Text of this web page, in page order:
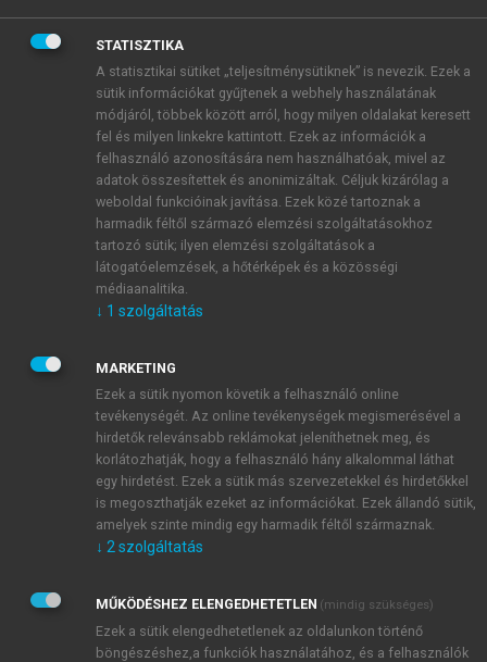
BELÉPÉS SAJÁT FIÓKKAL
ÚJ FIÓK LÉTREHOZÁSA
1 óra díjmentes hozzáférés
E-MAIL-CÍM
JELSZÓ
JELSZÓ ÚJRA
Kérek értesítést a MeRSZ újdonságairól, akcióiról.
Kérek értesítést az Akadémiai Kiadó Zrt. újdonságairól,
Adatkezelési tájékoztatóbanfoglaltakat tudomásul
veszem és elfogadom.
Általános vásárlási feltételeket, valamint a szotar.netés a
STATISZTIKA
A statisztikai sütiket „teljesítménysütiknek” is nevezik. Ezek a
sütik információkat gyűjtenek a webhely használatának
módjáról, többek között arról, hogy milyen oldalakat keresett
fel és milyen linkekre kattintott. Ezek az információk a
felhasználó azonosítására nem használhatóak, mivel az
adatok összesítettek és anonimizáltak. Céljuk kizárólag a
weboldal funkcióinak javítása. Ezek közé tartoznak a
harmadik féltől származó elemzési szolgáltatásokhoz
tartozó sütik; ilyen elemzési szolgáltatások a
látogatóelemzések, a hőtérképek és a közösségi
médiaanalitika.
↓ 1 szolgáltatás
MARKETING
Ezek a sütik nyomon követik a felhasználó online
tevékenységét. Az online tevékenységek megismerésével a
hirdetők relevánsabb reklámokat jeleníthetnek meg, és
korlátozhatják, hogy a felhasználó hány alkalommal láthat
egy hirdetést. Ezek a sütik más szervezetekkel és hirdetőkkel
is megoszthatják ezeket az információkat. Ezek állandó sütik,
amelyek szinte mindig egy harmadik féltől származnak.
↓ 2 szolgáltatás
MŰKÖDÉSHEZ ELENGEDHETETLEN (mindig szükséges)
Ezek a sütik elengedhetetlenek az oldalunkon történő
böngészéshez,a funkciók használatához, és a felhasználók